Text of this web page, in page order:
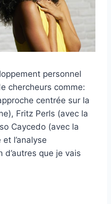
personnel
chercheurs comme:
centrée sur la
Fritz Perls (avec la
Caycedo (avec la
l’analyse
que je vais